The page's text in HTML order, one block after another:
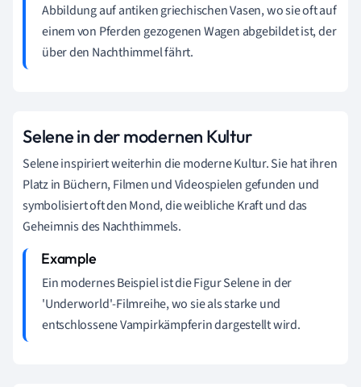
Abbildung auf antiken griechischen Vasen, wo sie oft auf
einem von Pferden gezogenen Wagen abgebildet ist, der
über den Nachthimmel fährt.
Selene in der modernen Kultur
Selene inspiriert weiterhin die moderne Kultur. Sie hat ihren
Platz in Büchern, Filmen und Videospielen gefunden und
symbolisiert oft den Mond, die weibliche Kraft und das
Geheimnis des Nachthimmels.
Ein modernes Beispiel ist die Figur Selene in der
'Underworld'-Filmreihe, wo sie als starke und
entschlossene Vampirkämpferin dargestellt wird.